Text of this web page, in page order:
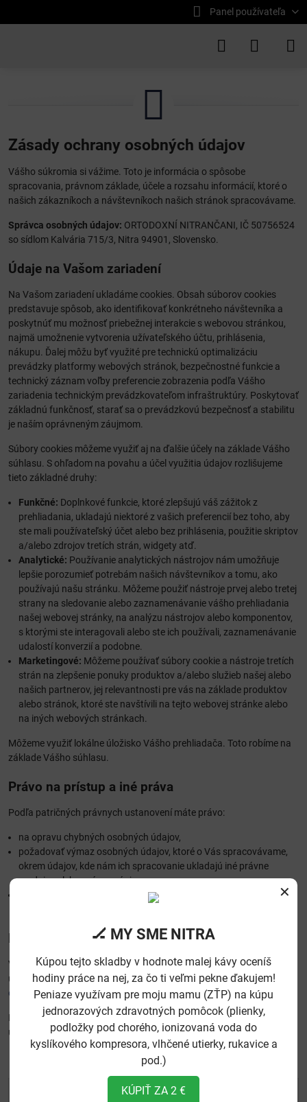
Panel používateľa
Zásady ochrany osobných údajov
Vášho súkromia si vážime. Toto je informácia o spôsobe
spracovania, právnom základe, účele a rozsahu informácií, ktoré o
našich zákazníkoch a návštevníkoch našich stránok spracovávame.
Správca osobných údajov: ORTODOXNÍ NITRANČANI, IČ 50756524
so sídlom Kalvária 715/3, Nitra 94901, Slovensko.
Údaje na Vašom zariadení
Na Vašom zariadení ukladáme cookies. Obsah súborov cookies
predstavuje spôsob, ako identifikovať konkrétneho návštevníka a
poskytnúť mu možnosť priebežnej interakcie s webovou stránkou,
najmä umožnenie vytvorenia užívateľského účtu, prihlásenia,
nákupu. Ďalej môžu byť využité pre technickú optimalizáciu
prevádzky platformy webových stránok, bezpečnostné funkcie a
technický záznam voľby preferencie zobrazenia podľa Vášho
zariadenia technickým prevádzkovateľom infraštruktúry. Poskytovať
základnú funkčnosť, starať sa o prevádzkovú bezpečnosť a stabilitu
je naším oprávneným záujmom.
Súbory cookies môžeme využiť aj na ďalšie účely na základe Vášho
súhlasu. S ohľadom na povahu a účel využitia údajov rozlišujeme
tieto základné druhy:
Funkčné: Doplnkové funkcie, ktoré zlepšujú váš zážitok z
prehliadania, ukladajú niektoré z vašich preferencií bez toho, aby
ste mali používateľský účet alebo bez prihlásenia, použitie skriptov
a/alebo zdrojov tretích strán, widgety atď.
Analytické: Používanie analytických nástrojov nám umožňuje
lepšie porozumieť potrebám našich návštevníkov a tomu, ako
používajú našu stránku. Môžeme použiť nástroje prvej alebo tretej
strany na sledovanie alebo zaznamenávanie vášho prehliadania
našej webovej stránky, na analýzu nástrojov alebo komponentov,
s ktorými ste interagovali alebo ste ich používali, zaznamenávanie
udalostí konverzií a podobne.
Marketingové: Môžeme používať súbory cookie a nástroje tretích
strán na zlepšenie ponuky produktov a/alebo služieb našej alebo
našich partnerov, jej relevantnosti pre vás na základe produktov
alebo stránok, ktoré ste navštívili na tejto webovej stránke alebo
na iných webových stránkach.
Môžeme využiť lokálne úložisko Vášho prehliadača. Toto robíme na
základe Vášho súhlasu.
Právo na prístup a iné práva
Podľa patričných právnych ustanovení máte právo:
na opravu chybných osobných údajov,
požadovať výmaz osobných údajov, ktoré o Vás spracovávame,
okrem údajov, kde nám ich spracovanie ukladajú iné právne
predpisy alebo právny záujem,
právo požiadať o prenos osobných údajov alebo obmedziť ich
Kontakt
V prípade otázok či iných žiadostí môžete kontaktovať správcu
údajov, resp. poverenca na ochranu osobných údajov na adrese
ortodoxninitrancani@gmail.com.
Ďalej sa môžete obrátiť na príslušnú inštitúciu ochrany osobných
údajov.
Aktualizované: 13.07.2025
studijoon​@gmail​.com
✕
🏒 MY SME NITRA
Kúpou tejto skladby v hodnote malej kávy oceníš
hodiny práce na nej, za čo ti veľmi pekne ďakujem!
Peniaze využívam pre moju mamu (ZŤP) na kúpu
jednorazových zdravotných pomôcok (plienky,
podložky pod chorého, ionizovaná voda do
kyslíkového kompresora, vlhčené utierky, rukavice a
pod.)
KÚPIŤ ZA 2 €